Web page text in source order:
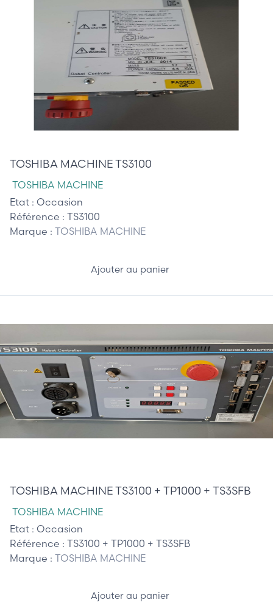
TOSHIBA MACHINE TS3100
TOSHIBA MACHINE
Etat : Occasion
Référence : TS3100
Marque : TOSHIBA MACHINE
Ajouter au panier
TOSHIBA MACHINE TS3100 + TP1000 + TS3SFB
TOSHIBA MACHINE
Etat : Occasion
Référence : TS3100 + TP1000 + TS3SFB
Marque : TOSHIBA MACHINE
Ajouter au panier